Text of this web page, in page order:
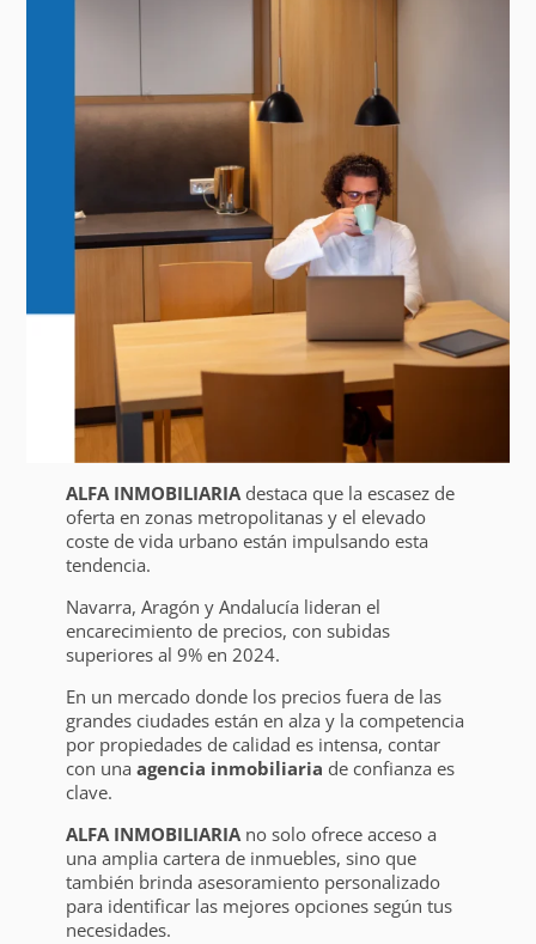
ALFA INMOBILIARIAdestaca que la escasez de
oferta en zonas metropolitanas y el elevado
coste de vida urbano están impulsando esta
tendencia.
Navarra, Aragón y Andalucía lideran el
encarecimiento de precios, con subidas
superiores al 9% en 2024.
En un mercado donde los precios fuera de las
grandes ciudades están en alza y la competencia
por propiedades de calidad es intensa, contar
con una agencia inmobiliaria de confianza es
clave.
ALFA INMOBILIARIAno solo ofrece acceso a
una amplia cartera de inmuebles, sino que
también brinda asesoramiento personalizado
para identificar las mejores opciones según tus
necesidades.